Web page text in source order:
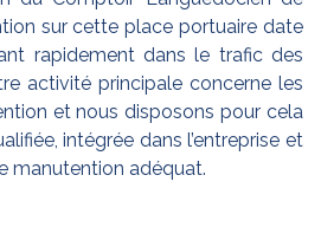
sur cette place portuaire date
rapidement dans le trafic des
activité principale concerne les
et nous disposons pour cela
intégrée dans l’entreprise et
manutention adéquat.